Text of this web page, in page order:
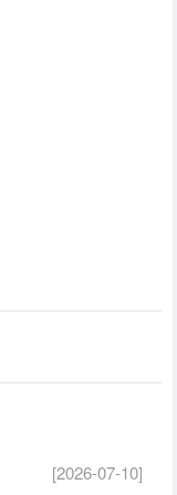
[2026-07-10]